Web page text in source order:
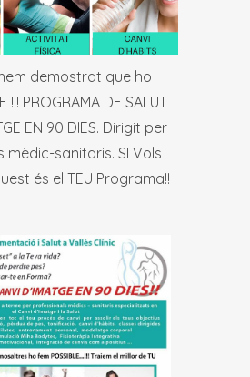
demostrat que ho
!!! PROGRAMA DE SALUT
EN 90 DIES. Dirigit per
mèdic-sanitaris. SI Vols
és el TEU Programa!!